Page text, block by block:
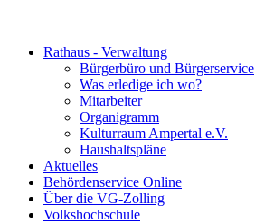
Rathaus - Verwaltung
Bürgerbüro und Bürgerservice
Was erledige ich wo?
Mitarbeiter
Organigramm
Kulturraum Ampertal e.V.
Haushaltspläne
Aktuelles
Behördenservice Online
Über die VG-Zolling
Volkshochschule